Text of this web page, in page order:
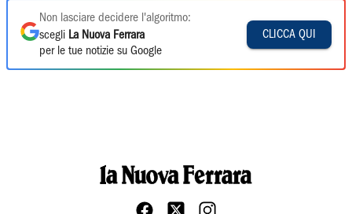
Non lasciare decidere l'algoritmo:
scegli La Nuova Ferrara
per le tue notizie su Google
CLICCA QUI